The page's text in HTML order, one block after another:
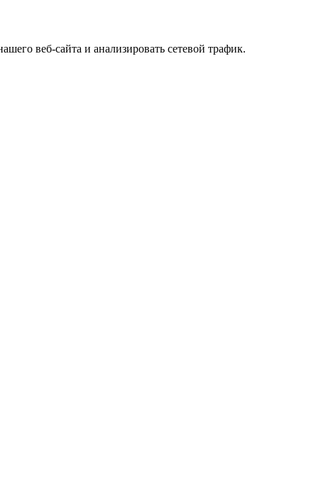
веб-сайта и анализировать сетевой трафик.